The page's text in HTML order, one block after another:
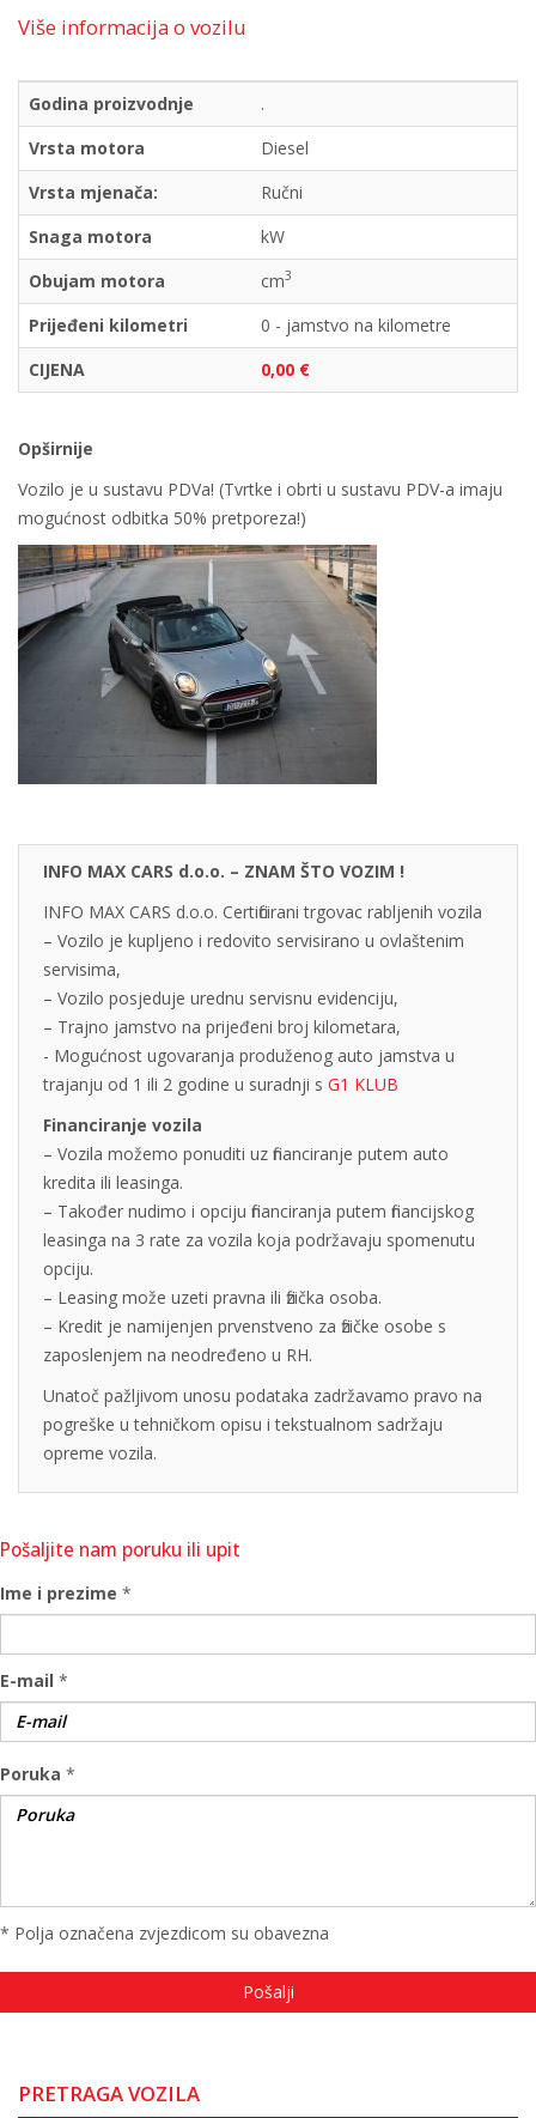
Više informacija o vozilu
Godina proizvodnje
.
Vrsta motora
Diesel
Vrsta mjenača:
Ručni
Snaga motora
kW
Obujam motora
cm3
Prijeđeni kilometri
0 - jamstvo na kilometre
CIJENA
0,00 €
Opširnije
Vozilo je u sustavu PDVa! (Tvrtke i obrti u sustavu PDV-a imaju
mogućnost odbitka 50% pretporeza!)
INFO MAX CARS d.o.o. – ZNAM ŠTO VOZIM !
INFO MAX CARS d.o.o. Certificirani trgovac rabljenih vozila
– Vozilo je kupljeno i redovito servisirano u ovlaštenim
servisima,
– Vozilo posjeduje urednu servisnu evidenciju,
– Trajno jamstvo na prijeđeni broj kilometara,
- Mogućnost ugovaranja produženog auto jamstva u
trajanju od 1 ili 2 godine u suradnji s G1 KLUB
Financiranje vozila
– Vozila možemo ponuditi uz financiranje putem auto
kredita ili leasinga.
– Također nudimo i opciju financiranja putem financijskog
leasinga na 3 rate za vozila koja podržavaju spomenutu
opciju.
– Leasing može uzeti pravna ili fizička osoba.
– Kredit je namijenjen prvenstveno za fizičke osobe s
zaposlenjem na neodređeno u RH.
Unatoč pažljivom unosu podataka zadržavamo pravo na
pogreške u tehničkom opisu i tekstualnom sadržaju
opreme vozila.
Pošaljite nam poruku ili upit
Ime i prezime *
E-mail *
Poruka *
* Polja označena zvjezdicom su obavezna
PRETRAGA VOZILA